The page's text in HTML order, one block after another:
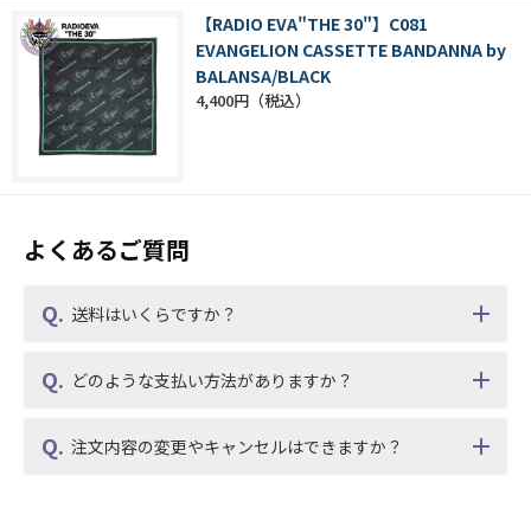
【RADIO EVA"THE 30"】C081
EVANGELION CASSETTE BANDANNA by
BALANSA/BLACK
4,400円
よくあるご質問
送料はいくらですか？
どのような支払い方法がありますか？
注文内容の変更やキャンセルはできますか？